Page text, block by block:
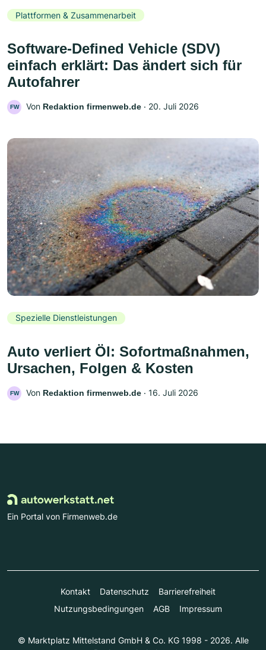
Plattformen & Zusammenarbeit
Software-Defined Vehicle (SDV)
einfach erklärt: Das ändert sich für
Autofahrer
FW Von Redaktion firmenweb.de ‧ 20. Juli 2026
Spezielle Dienstleistungen
Auto verliert Öl: Sofortmaßnahmen,
Ursachen, Folgen & Kosten
FW Von Redaktion firmenweb.de ‧ 16. Juli 2026
Ein Portal von Firmenweb.de
Kontakt Datenschutz
Barrierefreiheit
Nutzungsbedingungen
AGB Impressum
© Marktplatz Mittelstand GmbH & Co. KG 1998 - 2026. Alle